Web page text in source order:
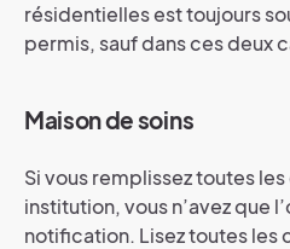
résidentielles est toujours
permis, sauf dans ces deux
Maison de soins
Si vous remplissez toutes
institution, vous n’avez que
notification. Lisez toutes les